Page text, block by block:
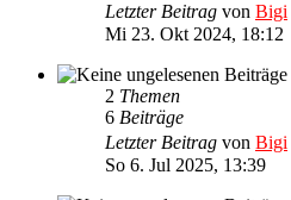
Letzter Beitrag von Bigi
Mi 23. Okt 2024, 18:12
2 Themen
6 Beiträge
Letzter Beitrag von Bigi
So 6. Jul 2025, 13:39